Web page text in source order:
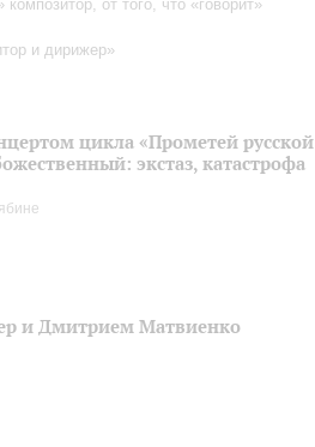
композитор, от того, что «говорит»
и дирижер»
цикла «Прометей русской
экстаз, катастрофа
и Дмитрием Матвиенко